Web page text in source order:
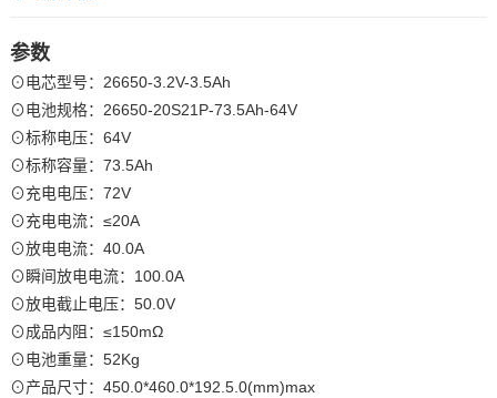
参数
⊙电芯型号：26650-3.2V-3.5Ah
⊙电池规格：26650-20S21P-73.5Ah-64V
⊙标称电压：64V
⊙标称容量：73.5Ah
⊙充电电压：72V
⊙充电电流：≤20A
⊙放电电流：40.0A
⊙瞬间放电电流：100.0A
⊙放电截止电压：50.0V
⊙成品内阻：≤150mΩ
⊙电池重量：52Kg
⊙产品尺寸：450.0*460.0*192.5.0(mm)max